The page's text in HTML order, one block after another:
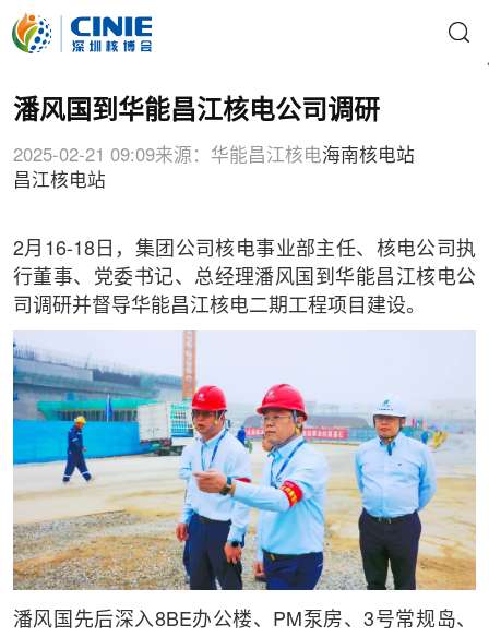
潘风国到华能昌江核电公司调研
2025-02-21 09:09来源：华能昌江核电海南核电站
昌江核电站
2月16-18日，集团公司核电事业部主任、核电公司执
行董事、党委书记、总经理潘风国到华能昌江核电公
司调研并督导华能昌江核电二期工程项目建设。
潘风国先后深入8BE办公楼、PM泵房、3号常规岛、